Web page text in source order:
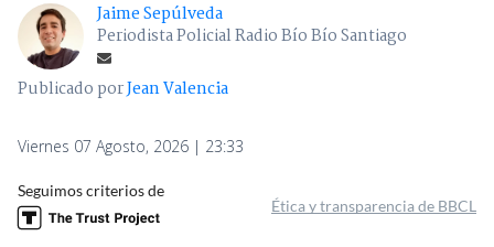
Jaime Sepúlveda
Periodista Policial Radio Bío Bío Santiago
Publicado porJean Valencia
Viernes 07 Agosto, 2026 | 23:33
Seguimos criterios de
Ética y transparencia de BBCL